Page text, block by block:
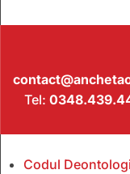
Tel:
Codul